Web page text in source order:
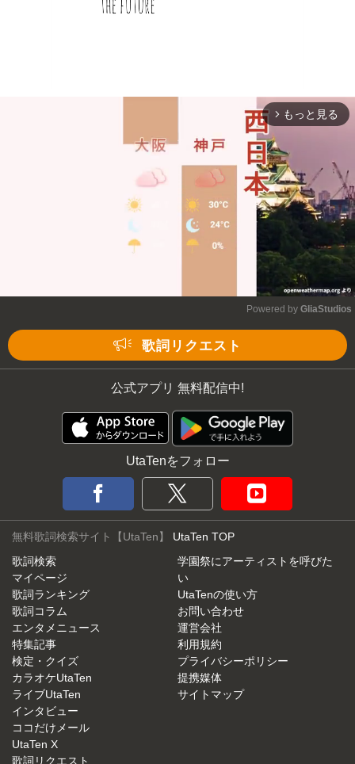
arrow_forward_ios もっと見る
Powered by GliaStudios
歌詞リクエスト
公式アプリ 無料配信中!
UtaTenをフォロー
無料歌詞検索サイト【UtaTen】 UtaTen TOP
歌詞検索
マイページ
歌詞ランキング
歌詞コラム
エンタメニュース
特集記事
検定・クイズ
カラオケUtaTen
ライブUtaTen
インタビュー
ココだけメール
UtaTen X
歌詞リクエスト
学園祭にアーティストを呼びた
い
UtaTenの使い方
お問い合わせ
運営会社
利用規約
プライバシーポリシー
提携媒体
サイトマップ